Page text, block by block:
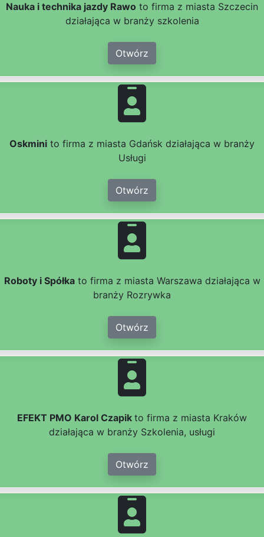
Nauka i technika jazdy Rawo to firma z miasta Szczecin
działająca w branży szkolenia
Otwórz
Oskmini to firma z miasta Gdańsk działająca w branży
Usługi
Otwórz
Roboty i Spółkato firma z miasta Warszawa działająca w
branży Rozrywka
Otwórz
EFEKT PMO Karol Czapik to firma z miasta Kraków
działająca w branży Szkolenia, usługi
Otwórz